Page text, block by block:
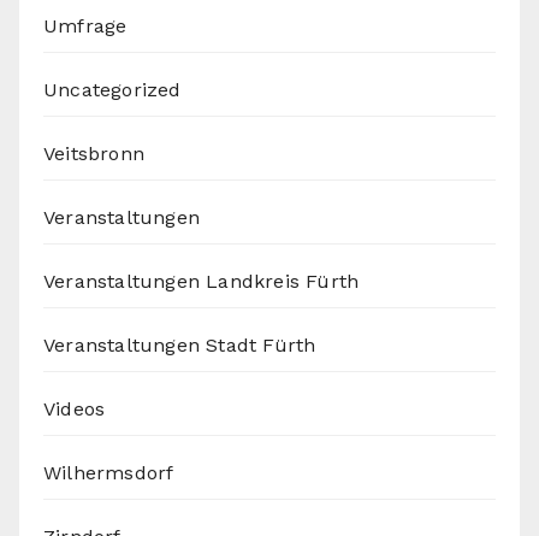
Umfrage
Uncategorized
Veitsbronn
Veranstaltungen
Veranstaltungen Landkreis Fürth
Veranstaltungen Stadt Fürth
Videos
Wilhermsdorf